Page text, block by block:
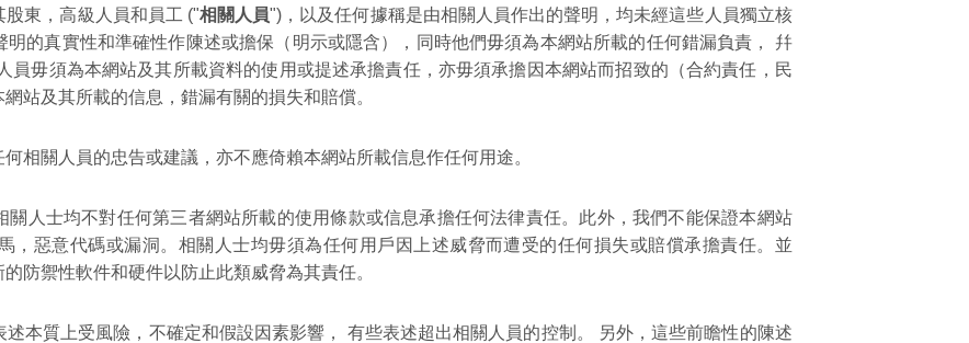
東，高級人員和員工 ("相關人員")，以及任何據稱是由相關人員作出的聲明，均未經這些人員獨立核
的真實性和準確性作陳述或擔保（明示或隱含），同時他們毋須為本網站所載的任何錯漏負責， 幷
員毋須為本網站及其所載資料的使用或提述承擔責任，亦毋須承擔因本網站而招致的（合約責任，民
站及其所載的信息，錯漏有關的損失和賠償。
相關人員的忠告或建議，亦不應倚賴本網站所載信息作任何用途。
人士均不對任何第三者網站所載的使用條款或信息承擔任何法律責任。此外，我們不能保證本網站
，惡意代碼或漏洞。相關人士均毋須為任何用戶因上述威脅而遭受的任何損失或賠償承擔責任。並
防禦性軟件和硬件以防止此類威脅為其責任。
本質上受風險，不確定和假設因素影響， 有些表述超出相關人員的控制。 另外，這些前瞻性的陳述